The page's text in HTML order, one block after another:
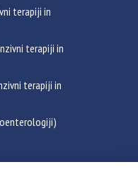
terapiji in
terapiji in
terapiji in